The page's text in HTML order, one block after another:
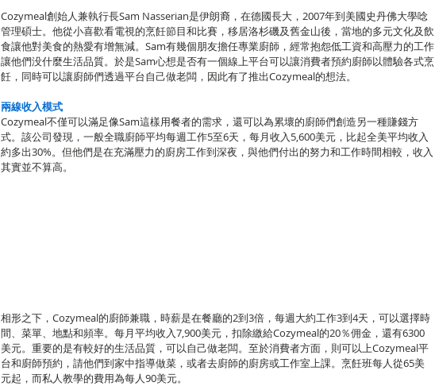
Cozymeal創始人兼執行長Sam Nasserian是伊朗裔，在德國長大，2007年到美國史丹佛大學唸
管理碩士。他從小喜歡看電視的烹飪節目和比賽，移居洛杉磯及舊金山後，當地的多元文化及飲
食讓他對美食的熱愛有增無減。Sam有幾個朋友擔任專業廚師，經常抱怨低工資和高壓力的工作
讓他們没什麼生活品質。於是Sam心想是否有一個線上平台可以讓消費者預約廚師以體驗各式烹
飪，同時可以讓廚師們透過平台自己做老闆，因此有了推出Cozymeal的想法。
兩線收入模式
Cozymeal不僅可以滿足像Sam這樣用餐者的需求，還可以為累壞的廚師們創造另一種賺錢方
式。該公司發現，一般全職廚師平均每週工作5至6天，每月收入5,600美元，比起全美平均收入
約多出30%。但他們是在充滿壓力的廚房工作到深夜，與他們付出的努力和工作時間相較，收入
其實並不算高。
相形之下，Cozymeal的廚師兼職，時薪是在餐廳的2到3倍，每週大約工作3到4天，可以選擇時
間、菜單、地點和頻率。每月平均收入7,900美元，扣除繳給Cozymeal的20％佣金，還有6300
美元。重要的是有較好的生活品質，可以自己做老闆。至於消費者方面，則可以上Cozymeal平
台和廚師預約，請他們到家中指導做菜，或者去廚師的廚房或工作室上課。烹飪班每人從65美
元起，而私人教學的費用為每人90美元。